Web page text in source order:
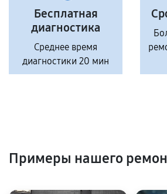
Бесплатная
диагностика
Среднее время
диагностики 20 мин
Примеры нашего